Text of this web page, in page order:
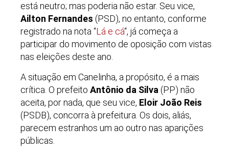
está neutro; mas poderia não estar. Seu vice,
Ailton Fernandes (PSD), no entanto, conforme
registrado na nota “Lá e cá“, já começa a
participar do movimento de oposição com vistas
nas eleições deste ano.
A situação em Canelinha, a propósito, é a mais
crítica. O prefeito Antônio da Silva (PP) não
aceita, por nada, que seu vice, Eloir João Reis
(PSDB), concorra à prefeitura. Os dois, aliás,
parecem estranhos um ao outro nas aparições
públicas.